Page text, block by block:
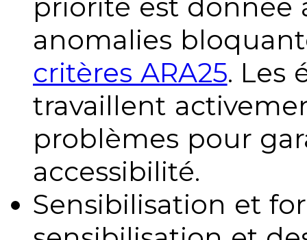
priorité est donnée
anomalies
critères ARA25. Les
travaillent
problèmes pour
accessibilité.
Sensibilisation et